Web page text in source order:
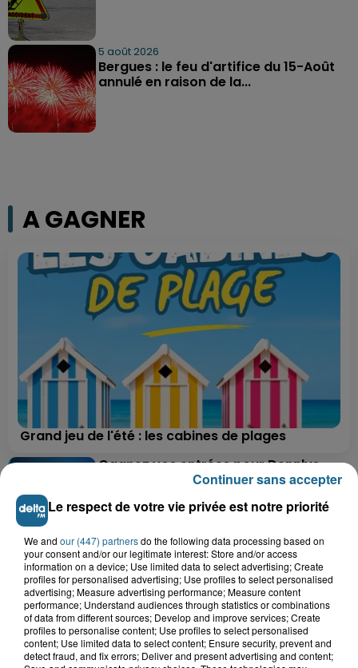
5 août 2026
Bergues : le feu d'artifice du 15-Août
annulé en raison de la...
A GAGNER
Grand jeu de l'été : les cabines de plages
Gagnez vos entrées pour Dennlys
Gagnez vos entrées pour le parc
Bagatelle
Gagnez vos entrées pour Plopsaland
Le respect de votre vie privée est notre priorité
We and our (447) partnersdo the following data processing based on
your consent and/or our legitimate interest: Store and/or access
information on a device; Use limited data to select advertising; Create
profiles for personalised advertising; Use profiles to select personalised
advertising; Measure advertising performance; Measure content
performance; Understand audiences through statistics or combinations
of data from different sources; Develop and improve services; Create
profiles to personalise content; Use profiles to select personalised
content; Use limited data to select content; Ensure security, prevent and
detect fraud, and fix errors; Deliver and present advertising and content;
Continuer sans accepter